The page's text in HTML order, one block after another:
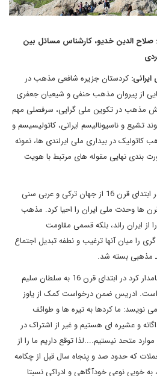
صلاح الدین خدیو، کارشناس مسائل بین
کردستان جزیره شافعی مذهب در
از پیروان مذهب حنفی و شیعیان جعفری
مذهب در تکوین ملی گرایی، سرفصلی مهم
تشیع و ناسیونالیسم ایرانی، کاتولیسیسم و
کاتولیک در بیداری ملی ایرلندی ها، نمونه
بندی نهایی مقوله های مرتبط با هویت
صفویه با ترویج و تحمیل تشیع در ابتدای قرن 16 از جهان ترکی و عربی سنی
ها وحدت ملی ایران را احیا کرد. مذهب
از ایران راند، بلکه قسمی مقاومت
را میان آنها ترغیب و نطفه تبدیل اجتماع
مذهبی بسته شد.
نامه ادریس بتلیسی، دانشور و زمامدار کرد در ابتدای قرن 16 به سلطان سلیم
ادریس ضمن درخواست کمک از یاوز
نویسد: ما کردها به تیره ها و طوائف
و عشیره ای هستیم و غیر از اشتراک در
متحد نیستیم....لذا توقع داریم ما را از
که حدود صد و پنجاه سال قبل از چکامه
به خوبی نوعی خودآگاهی و ادراکی نسبتا